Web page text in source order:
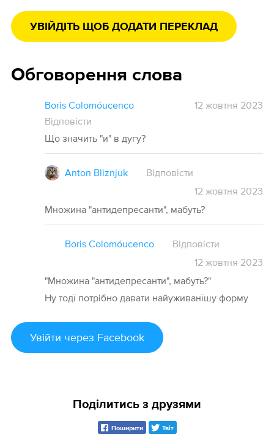
УВІЙДІТЬ ЩОБ ДОДАТИ ПЕРЕКЛАД
Обговорення слова
Boris Colomóucenco
12 жовтня 2023
Відповісти
Що значить "и" в дугу?
Anton Bliznjuk
Відповісти
12жовтня 2023
Множина "антидепресанти", мабуть?
Boris Colomóucenco
Відповісти
12жовтня 2023
"Множина "антидепресанти", мабуть?"
Ну тодї потрібно давати найуживанїшу форму
Увійти через Facebook
Поділитись з друзями
Поширити Твіт